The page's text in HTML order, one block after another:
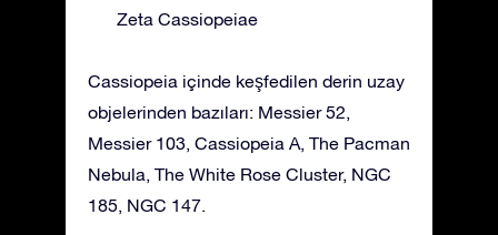
Zeta Cassiopeiae
Cassiopeia içinde keşfedilen derin uzay
objelerinden bazıları: Messier 52,
Messier 103, Cassiopeia A, The Pacman
Nebula, The White Rose Cluster, NGC
185, NGC 147.